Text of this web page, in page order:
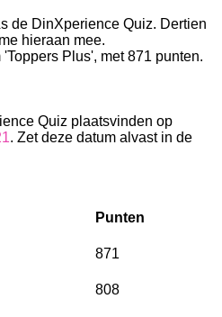
s de DinXperience Quiz. Dertien
hieraan mee.
Plus', met 871 punten.
Quiz plaatsvinden op
. Zet deze datum alvast in de
Punten
871
808